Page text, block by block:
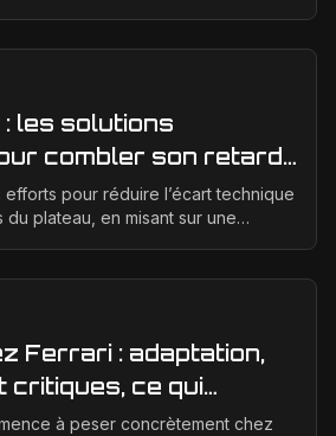
: les solutions
combler son retard
2026
efforts pour réduire l’écart technique
plateau, en misant sur une
Ferrari : adaptation,
critiques, ce qui
pour la Scuderia
à peser concrètement chez